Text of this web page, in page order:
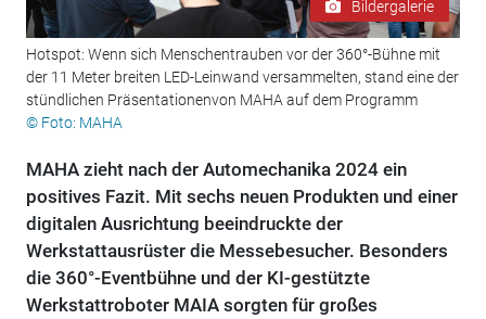
Bildergalerie
Hotspot: Wenn sich Menschentrauben vor der 360°-Bühne mit
der 11 Meter breiten LED-Leinwand versammelten, stand eine der
stündlichen Präsentationenvon MAHA auf dem Programm
© Foto: MAHA
MAHA zieht nach der Automechanika 2024 ein
positives Fazit. Mit sechs neuen Produkten und einer
digitalen Ausrichtung beeindruckte der
Werkstattausrüster die Messebesucher. Besonders
die 360°-Eventbühne und der KI-gestützte
Werkstattroboter MAIA sorgten für großes